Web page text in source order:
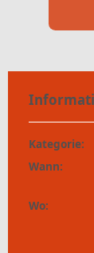
Kategorie:
Wann:
Wo: